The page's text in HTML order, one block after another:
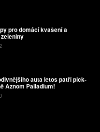
pro domácí kvašení a
auta letos patří pick-
Aznom Palladium!